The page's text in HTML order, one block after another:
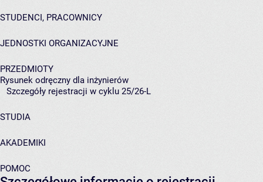
STUDENCI, PRACOWNICY
JEDNOSTKI ORGANIZACYJNE
PRZEDMIOTY
Rysunek odręczny dla inżynierów
Szczegóły rejestracji w cyklu 25/26-L
STUDIA
AKADEMIKI
POMOC